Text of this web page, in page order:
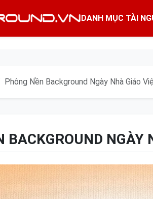
DANH MỤC TÀI
Phông Nền Background Ngày Nhà Giáo
BACKGROUND